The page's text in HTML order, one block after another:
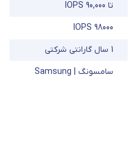
تا 90,000 IOPS
98000 IOPS
1 سال گارانتی شرکتی
سامسونگ | Samsung